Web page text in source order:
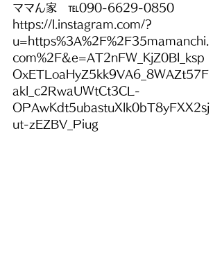
ママん家　℡090-6629-0850
https://l.instagram.com/?
u=https%3A%2F%2F35mamanchi.
com%2F&e=AT2nFW_KjZ0BI_ksp
OxETLoaHyZ5kk9VA6_8WAZt57F
akl_c2RwaUWtCt3CL-
OPAwKdt5ubastuXlk0bT8yFXX2sj
ut-zEZBV_Piug